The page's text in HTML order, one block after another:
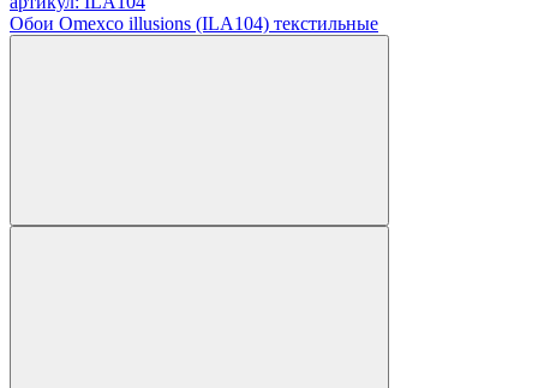
Обои Omexco illusions (ILA104) текстильные